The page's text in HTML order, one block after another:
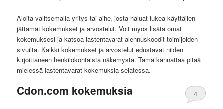
Aloita valitsemalla yritys tai aihe, josta haluat lukea käyttäjien
jättämät kokemukset ja arvostelut. Voit myös lisätä omat
kokemuksesi ja katsoa lastentavarat alennuskoodit toimijoiden
sivuilta. Kaikki kokemukset ja arvostelut edustavat niiden
kirjoittaneen henkilökohtaista näkemystä. Tämä kannattaa pitää
mielessä lastentavarat kokemuksia selatessa.
Cdon.com kokemuksia 4